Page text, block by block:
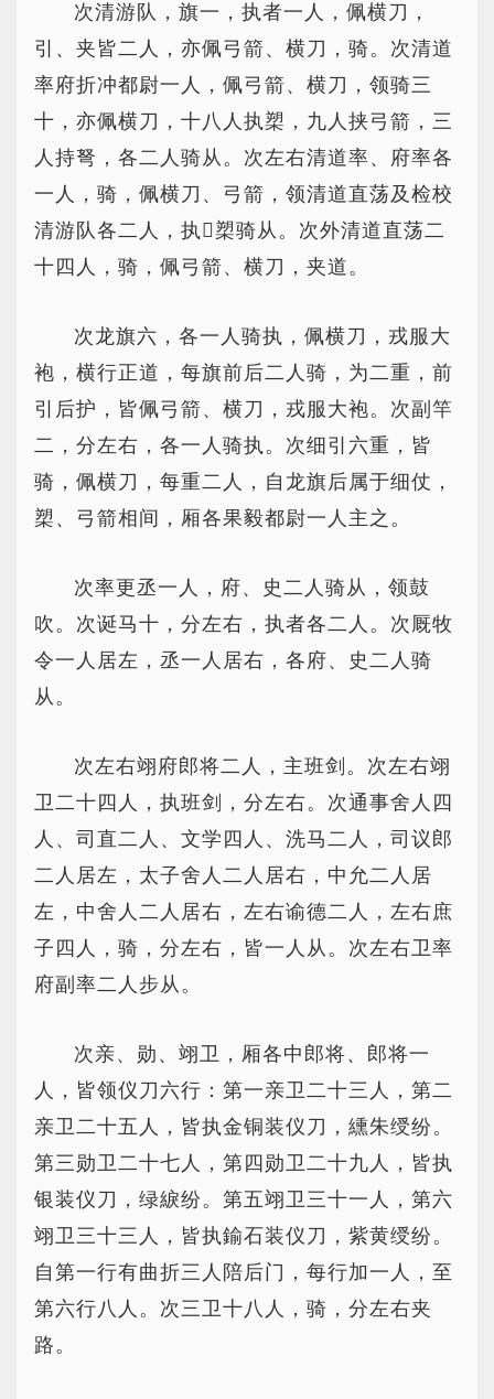
次清游队，旗一，执者一人，佩横刀，
引、夹皆二人，亦佩弓箭、横刀，骑。次清道
率府折冲都尉一人，佩弓箭、横刀，领骑三
十，亦佩横刀，十八人执槊，九人挟弓箭，三
人持弩，各二人骑从。次左右清道率、府率各
一人，骑，佩横刀、弓箭，领清道直荡及检校
清游队各二人，执槊骑从。次外清道直荡二
十四人，骑，佩弓箭、横刀，夹道。
次龙旗六，各一人骑执，佩横刀，戎服大
袍，横行正道，每旗前后二人骑，为二重，前
引后护，皆佩弓箭、横刀，戎服大袍。次副竿
二，分左右，各一人骑执。次细引六重，皆
骑，佩横刀，每重二人，自龙旗后属于细仗，
槊、弓箭相间，厢各果毅都尉一人主之。
次率更丞一人，府、史二人骑从，领鼓
吹。次诞马十，分左右，执者各二人。次厩牧
令一人居左，丞一人居右，各府、史二人骑
从。
次左右翊府郎将二人，主班剑。次左右翊
卫二十四人，执班剑，分左右。次通事舍人四
人、司直二人、文学四人、洗马二人，司议郎
二人居左，太子舍人二人居右，中允二人居
左，中舍人二人居右，左右谕德二人，左右庶
子四人，骑，分左右，皆一人从。次左右卫率
府副率二人步从。
次亲、勋、翊卫，厢各中郎将、郎将一
人，皆领仪刀六行：第一亲卫二十三人，第二
亲卫二十五人，皆执金铜装仪刀，纁朱绶纷。
第三勋卫二十七人，第四勋卫二十九人，皆执
银装仪刀，绿綟纷。第五翊卫三十一人，第六
翊卫三十三人，皆执鍮石装仪刀，紫黄绶纷。
自第一行有曲折三人陪后门，每行加一人，至
第六行八人。次三卫十八人，骑，分左右夹
路。